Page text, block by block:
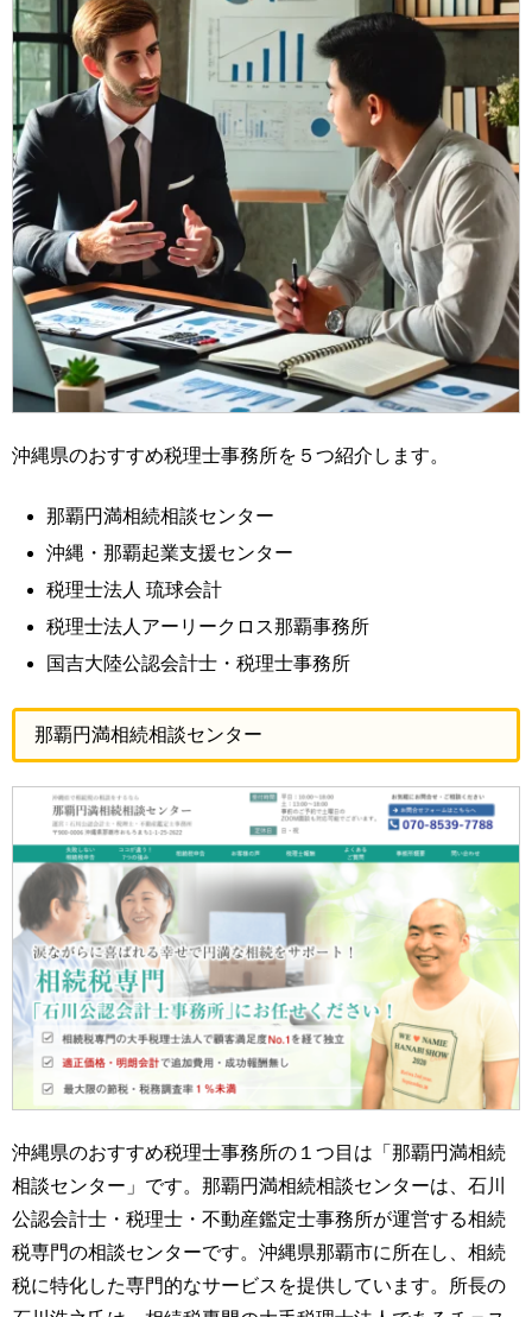
沖縄県のおすすめ税理士事務所を５つ紹介します。
那覇円満相続相談センター
沖縄・那覇起業支援センター
税理士法人 琉球会計
税理士法人アーリークロス那覇事務所
国吉大陸公認会計士・税理士事務所
那覇円満相続相談センター
沖縄県のおすすめ税理士事務所の１つ目は「那覇円満相続
相談センター」です。那覇円満相続相談センターは、石川
公認会計士・税理士・不動産鑑定士事務所が運営する相続
税専門の相談センターです。沖縄県那覇市に所在し、相続
税に特化した専門的なサービスを提供しています。所長の